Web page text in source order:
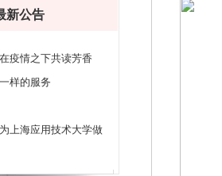
新公告
疫情之下共读芳香
样的服务
上海应用技术大学做